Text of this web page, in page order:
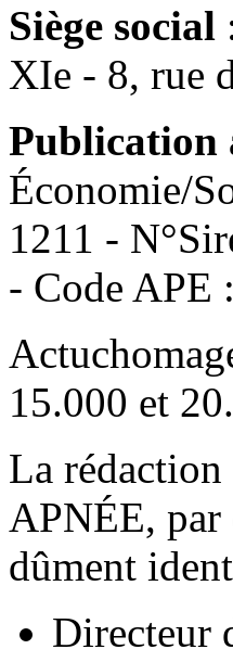
Siège social
XIe - 8, rue
Publication
Économie/
1211 -
- Code APE
15.000 et
La rédaction
APNÉE, par
dûment
Directeur